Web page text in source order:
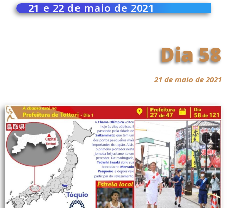
21 e 22 de maio de 2021
Dia 58
21 de maio de 2021